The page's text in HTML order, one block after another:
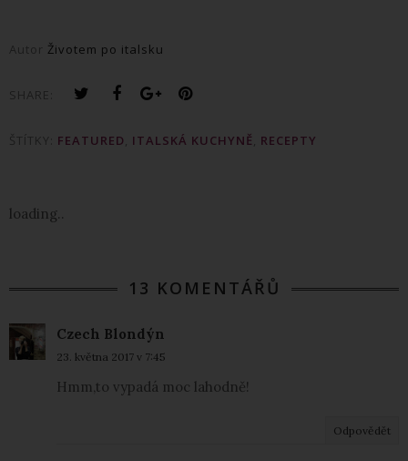
Autor Životem po italsku
SHARE:
ŠTÍTKY: FEATURED ITALSKÁ KUCHYNĚ RECEPTY
loading..
13 KOMENTÁŘŮ
Czech Blondýn
23. května 2017 v 7:45
Hmm,to vypadá moc lahodně!
Odpovědět